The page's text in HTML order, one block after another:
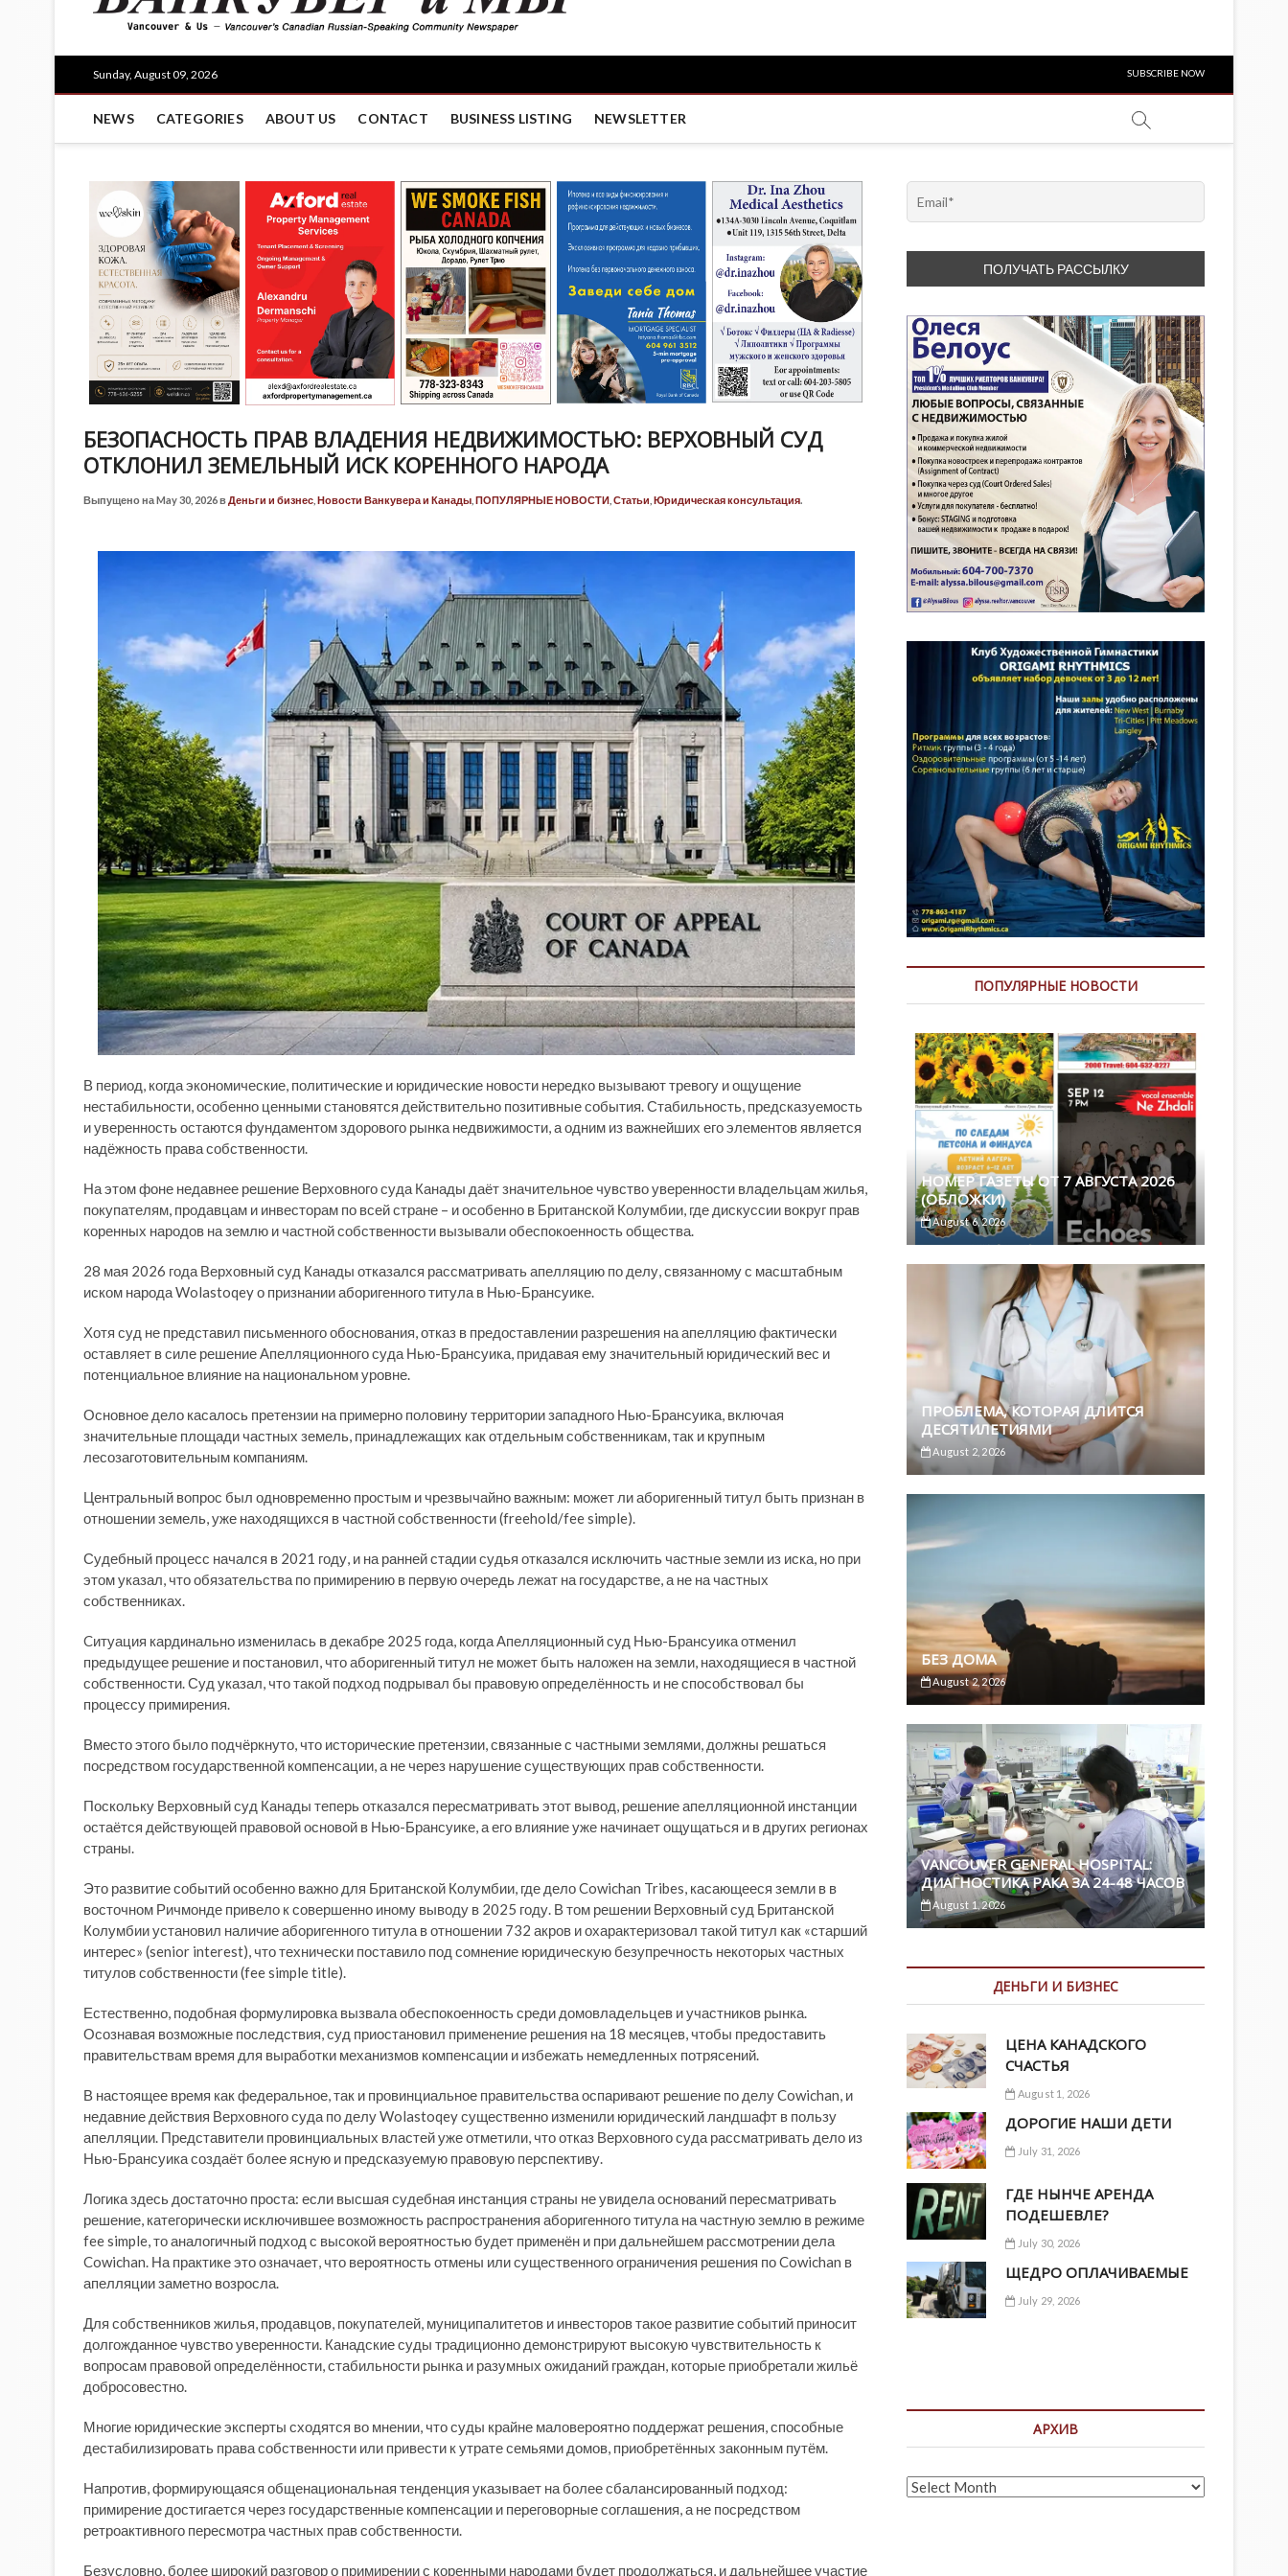
Sunday, August 09, 2026 SUBSCRIBE NOW
NEWS CATEGORIES ABOUT US CONTACT BUSINESS LISTING NEWSLETTER
БЕЗОПАСНОСТЬ ПРАВ ВЛАДЕНИЯ НЕДВИЖИМОСТЬЮ: ВЕРХОВНЫЙ СУД
ОТКЛОНИЛ ЗЕМЕЛЬНЫЙ ИСК КОРЕННОГО НАРОДА
Выпущено на May 30, 2026 вДеньги и бизнес Новости Ванкувера и Канады ПОПУЛЯРНЫЕ НОВОСТИ Статьи Юридическая консультация.
В период, когда экономические, политические и юридические новости нередко вызывают тревогу и ощущение
нестабильности, особенно ценными становятся действительно позитивные события. Стабильность, предсказуемость
и уверенность остаются фундаментом здорового рынка недвижимости, а одним из важнейших его элементов является
надёжность права собственности.
На этом фоне недавнее решение Верховного суда Канады даёт значительное чувство уверенности владельцам жилья,
покупателям, продавцам и инвесторам по всей стране – и особенно в Британской Колумбии, где дискуссии вокруг прав
коренных народов на землю и частной собственности вызывали обеспокоенность общества.
28 мая 2026 года Верховный суд Канады отказался рассматривать апелляцию по делу, связанному с масштабным
иском народа Wolastoqey о признании аборигенного титула в Нью-Брансуике.
Хотя суд не представил письменного обоснования, отказ в предоставлении разрешения на апелляцию фактически
оставляет в силе решение Апелляционного суда Нью-Брансуика, придавая ему значительный юридический вес и
потенциальное влияние на национальном уровне.
Основное дело касалось претензии на примерно половину территории западного Нью-Брансуика, включая
значительные площади частных земель, принадлежащих как отдельным собственникам, так и крупным
лесозаготовительным компаниям.
Центральный вопрос был одновременно простым и чрезвычайно важным: может ли аборигенный титул быть признан в
отношении земель, уже находящихся в частной собственности (freehold/fee simple).
Судебный процесс начался в 2021 году, и на ранней стадии судья отказался исключить частные земли из иска, но при
этом указал, что обязательства по примирению в первую очередь лежат на государстве, а не на частных
собственниках.
Cитуация кардинально изменилась в декабре 2025 года, когда Апелляционный суд Нью-Брансуика отменил
предыдущее решение и постановил, что аборигенный титул не может быть наложен на земли, находящиеся в частной
собственности. Суд указал, что такой подход подрывал бы правовую определённость и не способствовал бы
процессу примирения.
Вместо этого было подчёркнуто, что исторические претензии, связанные с частными землями, должны решаться
посредством государственной компенсации, а не через нарушение существующих прав собственности.
Поскольку Верховный суд Канады теперь отказался пересматривать этот вывод, решение апелляционной инстанции
остаётся действующей правовой основой в Нью-Брансуике, а его влияние уже начинает ощущаться и в других регионах
страны.
Это развитие событий особенно важно для Британской Колумбии, где дело Cowichan Tribes, касающееся земли в в
восточном Ричмонде привело к совершенно иному выводу в 2025 году. В том решении Верховный суд Британской
Колумбии установил наличие аборигенного титула в отношении 732 акров и охарактеризовал такой титул как «старший
интерес» (senior interest), что технически поставило под сомнение юридическую безупречность некоторых частных
титулов собственности (fee simple title).
Естественно, подобная формулировка вызвала обеспокоенность среди домовладельцев и участников рынка.
Осознавая возможные последствия, суд приостановил применение решения на 18 месяцев, чтобы предоставить
правительствам время для выработки механизмов компенсации и избежать немедленных потрясений.
В настоящее время как федеральное, так и провинциальное правительства оспаривают решение по делу Cowichan, и
недавние действия Верховного суда по делу Wolastoqey существенно изменили юридический ландшафт в пользу
апелляции. Представители провинциальных властей уже отметили, что отказ Верховного суда рассматривать дело из
Нью-Брансуика создаёт более ясную и предсказуемую правовую перспективу.
Логика здесь достаточно проста: если высшая судебная инстанция страны не увидела оснований пересматривать
решение, категорически исключившее возможность распространения аборигенного титула на частную землю в режиме
fee simple, то аналогичный подход с высокой вероятностью будет применён и при дальнейшем рассмотрении дела
Cowichan. На практике это означает, что вероятность отмены или существенного ограничения решения по Cowichan в
апелляции заметно возросла.
Для собственников жилья, продавцов, покупателей, муниципалитетов и инвесторов такое развитие событий приносит
долгожданное чувство уверенности. Канадские суды традиционно демонстрируют высокую чувствительность к
вопросам правовой определённости, стабильности рынка и разумных ожиданий граждан, которые приобретали жильё
добросовестно.
Многие юридические эксперты сходятся во мнении, что суды крайне маловероятно поддержат решения, способные
дестабилизировать права собственности или привести к утрате семьями домов, приобретённых законным путём.
Напротив, формирующаяся общенациональная тенденция указывает на более сбалансированный подход:
примирение достигается через государственные компенсации и переговорные соглашения, а не посредством
ретроактивного пересмотра частных прав собственности.
Безусловно, более широкий разговор о примирении с коренными народами будет продолжаться, и дальнейшее участие
ПОПУЛЯРНЫЕ НОВОСТИ
НОМЕР ГАЗЕТЫ ОТ 7 АВГУСТА 2026
(ОБЛОЖКИ)
August 6, 2026
ПРОБЛЕМА, КОТОРАЯ ДЛИТСЯ
ДЕСЯТИЛЕТИЯМИ
August 2, 2026
БЕЗ ДОМА
August 2, 2026
VANCOUVER GENERAL HOSPITAL:
ДИАГНОСТИКА РАКА ЗА 24-48 ЧАСОВ
August 1, 2026
ДЕНЬГИ И БИЗНЕС
ЦЕНА КАНАДСКОГО
СЧАСТЬЯ
August 1, 2026
ДОРОГИЕ НАШИ ДЕТИ
July 31, 2026
ГДЕ НЫНЧЕ АРЕНДА
ПОДЕШЕВЛЕ?
July 30, 2026
ЩЕДРО ОПЛАЧИВАЕМЫЕ
July 29, 2026
АРХИВ
Архив